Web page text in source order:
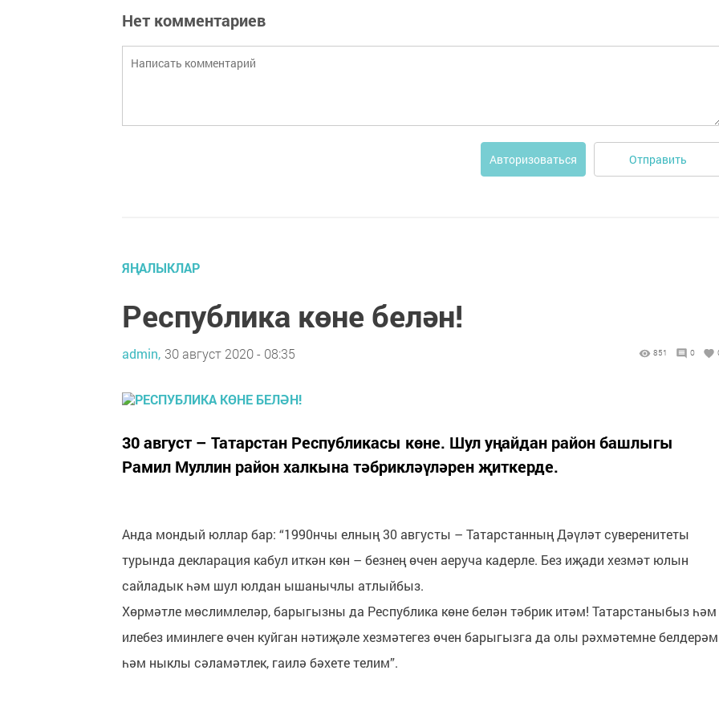
Нет комментариев
Авторизоваться Отправить
ЯҢАЛЫКЛАР
Республика көне белән!
admin, 30 август 2020 - 08:35 851 0
30 август – Татарстан Республикасы көне. Шул уңайдан район башлыгы
Рамил Муллин район халкына тәбрикләүләрен җиткерде.
Анда мондый юллар бар: “1990нчы елның 30 августы – Татарстанның Дәүләт суверенитеты
турында декларация кабул иткән көн – безнең өчен аеруча кадерле. Без иҗади хезмәт юлын
сайладык һәм шул юлдан ышанычлы атлыйбыз.
Хөрмәтле мөслимлеләр, барыгызны да Республика көне белән тәбрик итәм! Татарстаныбыз һәм
илебез иминлеге өчен куйган нәтиҗәле хезмәтегез өчен барыгызга да олы рәхмәтемне белдерәм
һәм ныклы сәламәтлек, гаилә бәхете телим”.